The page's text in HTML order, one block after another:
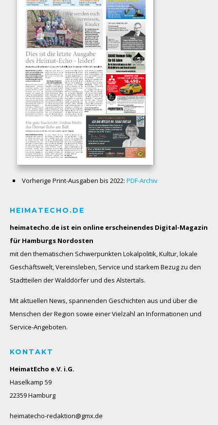
Vorherige Print-Ausgaben bis 2022: PDF-Archiv
HEIMATECHO.DE
heimatecho.de ist ein online erscheinendes Digital-Magazin
für Hamburgs Nordosten
mit den thematischen Schwerpunkten Lokalpolitik, Kultur, lokale
Geschäftswelt, Vereinsleben, Service und starkem Bezug zu den
Stadtteilen der Walddörfer und des Alstertals.
Mit aktuellen News, spannenden Geschichten aus und über die
Menschen der Region sowie einer Vielzahl an Informationen und
Service-Angeboten.
KONTAKT
HeimatEcho e.V. i.G.
Haselkamp 59
22359 Hamburg
heimatecho-redaktion@gmx.de